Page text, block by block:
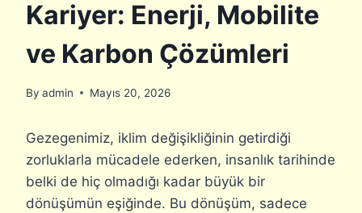
Kariyer: Enerji, Mobilite
ve Karbon Çözümleri
By admin Mayıs 20, 2026
Gezegenimiz, iklim değişikliğinin getirdiği
zorluklarla mücadele ederken, insanlık tarihinde
belki de hiç olmadığı kadar büyük bir
dönüşümün eşiğinde. Bu dönüşüm, sadece